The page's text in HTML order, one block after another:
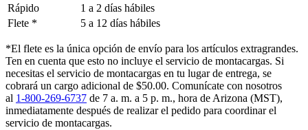
Rápido
1 a 2 días hábiles
Flete *
5 a 12 días hábiles
*El flete es la única opción de envío para los artículos extragrandes.
Ten en cuenta que esto no incluye el servicio de montacargas. Si
necesitas el servicio de montacargas en tu lugar de entrega, se
cobrará un cargo adicional de $50.00. Comunícate con nosotros
al 1-800-269-6737 de 7 a. m. a 5 p. m., hora de Arizona (MST),
inmediatamente después de realizar el pedido para coordinar el
servicio de montacargas.